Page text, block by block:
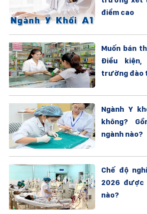
điểm cao
Muốn bán
Điều
trường đào
Ngành Y
không?
ngành nào?
Chế độ
2026 được
nào?